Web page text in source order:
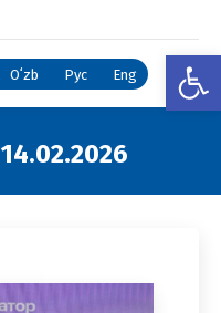
Oʻzb Рус Eng
14.02.2026